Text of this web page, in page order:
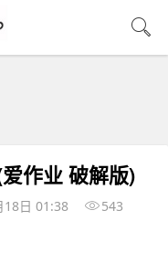
作业 破解版)
18日 01:38
543